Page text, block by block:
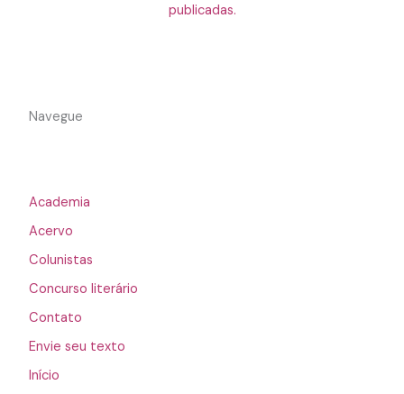
publicadas.
Navegue
Academia
Acervo
Colunistas
Concurso literário
Contato
Envie seu texto
Início